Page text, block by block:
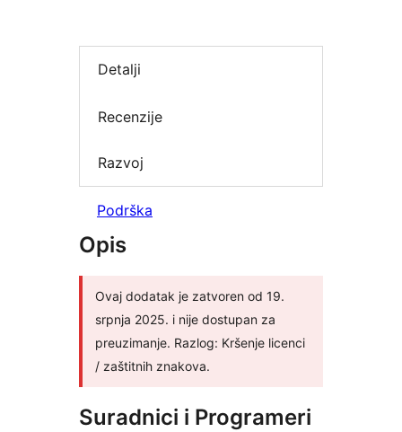
Detalji
Recenzije
Razvoj
Podrška
Opis
Ovaj dodatak je zatvoren od 19.
srpnja 2025. i nije dostupan za
preuzimanje. Razlog: Kršenje licenci
/ zaštitnih znakova.
Suradnici i Programeri